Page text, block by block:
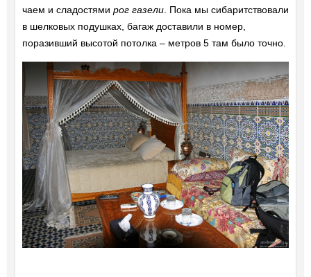
чаем и сладостями рог газели. Пока мы сибаритствовали
в шелковых подушках, багаж доставили в номер,
поразивший высотой потолка – метров 5 там было точно.